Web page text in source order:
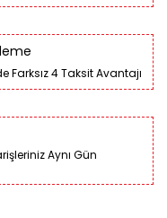
Farksız 4 Taksit Avantajı
Aynı Gün